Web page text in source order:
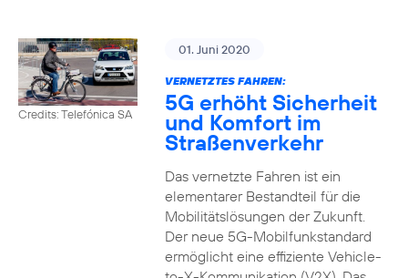
Credits: Telefónica SA
01. Juni 2020
VERNETZTES FAHREN:
5G erhöht Sicherheit
und Komfort im
Straßenverkehr
Das vernetzte Fahren ist ein
elementarer Bestandteil für die
Mobilitätslösungen der Zukunft.
Der neue 5G-Mobilfunkstandard
ermöglicht eine effiziente Vehicle-